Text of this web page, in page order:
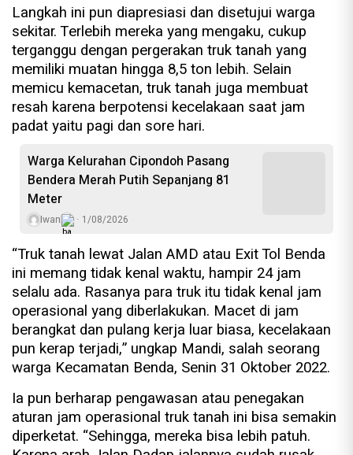
Langkah ini pun diapresiasi dan disetujui warga
sekitar. Terlebih mereka yang mengaku, cukup
terganggu dengan pergerakan truk tanah yang
memiliki muatan hingga 8,5 ton lebih. Selain
memicu kemacetan, truk tanah juga membuat
resah karena berpotensi kecelakaan saat jam
padat yaitu pagi dan sore hari.
Warga Kelurahan Cipondoh Pasang
Bendera Merah Putih Sepanjang 81
Meter
Iwan 1/08/2026
“Truk tanah lewat Jalan AMD atau Exit Tol Benda
ini memang tidak kenal waktu, hampir 24 jam
selalu ada. Rasanya para truk itu tidak kenal jam
operasional yang diberlakukan. Macet di jam
berangkat dan pulang kerja luar biasa, kecelakaan
pun kerap terjadi,” ungkap Mandi, salah seorang
warga Kecamatan Benda, Senin 31 Oktober 2022.
Ia pun berharap pengawasan atau penegakan
aturan jam operasional truk tanah ini bisa semakin
diperketat. “Sehingga, mereka bisa lebih patuh.